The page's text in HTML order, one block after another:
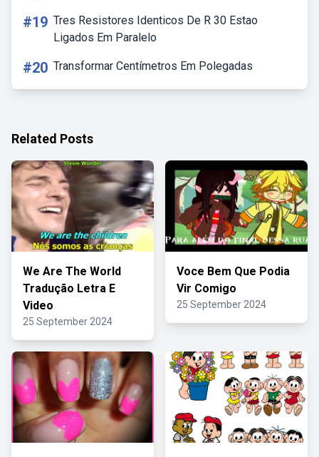
#19 Tres Resistores Identicos De R 30 Estao
Ligados Em Paralelo
#20 Transformar Centímetros Em Polegadas
Related Posts
We Are The World
Tradução Letra E
Video
25 September 2024
Voce Bem Que Podia
Vir Comigo
25 September 2024